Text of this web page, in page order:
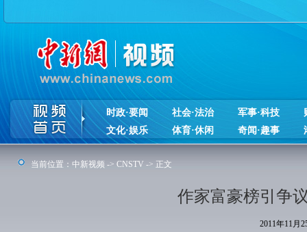
时政·要闻 社会·法治 军事·科技
文化·娱乐
体育·休闲 奇闻·趣事
当前位置： 中新视频 -> CNSTV -> 正文
作家富豪榜引争
2011年11月